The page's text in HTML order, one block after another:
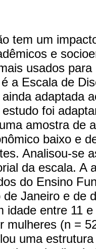
tem um
e
usados
a Escala de
adaptada
foi
amostra de
baixo e
Analisou-se
da escala. A
do Ensino
de Janeiro e de
idade entre 11
mulheres (n =
uma